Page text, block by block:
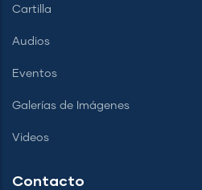
Cartilla
Audios
Eventos
Galerías de Imágenes
Videos
Contacto